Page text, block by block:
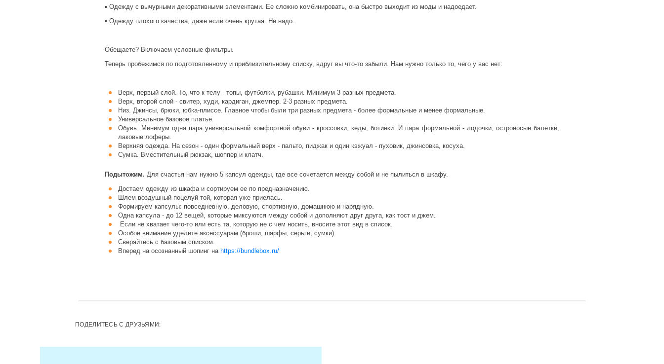
▪ Одежду с вычурными декоративными элементами. Ее сложно комбинировать, она быстро выходит из моды и надоедает.
▪ Одежду плохого качества, даже если очень крутая. Не надо.
Обещаете? Включаем условные фильтры.
Теперь пробежимся по подготовленному и приблизительному списку, вдруг вы что-то забыли. Нам нужно только то, чего у вас нет:
Верх, первый слой. То, что к телу - топы, футболки, рубашки. Минимум 3 разных предмета.
Верх, второй слой - свитер, худи, кардиган, джемпер. 2-3 разных предмета.
Низ. Джинсы, брюки, юбка-плиссе. Главное чтобы были три разных предмета - более формальные и менее формальные.
Универсальное базовое платье.
Обувь. Минимум одна пара универсальной комфортной обуви - кроссовки, кеды, ботинки. И пара формальной - лодочки, остроносые балетки,
лаковые лоферы.
Верхняя одежда. На сезон - один формальный верх - пальто, пиджак и один кэжуал - пуховик, джинсовка, косуха.
Сумка. Вместительный рюкзак, шоппер и клатч.
Подытожим. Для счастья нам нужно 5 капсул одежды, где все сочетается между собой и не пылиться в шкафу.
Достаем одежду из шкафа и сортируем ее по предназначению.
Шлем воздушный поцелуй той, которая уже приелась.
Формируем капсулы: повседневную, деловую, спортивную, домашнюю и нарядную.
Одна капсула - до 12 вещей, которые миксуются между собой и дополняют друг друга, как тост и джем.
Если не хватает чего-то или есть та, которую не с чем носить, вносите этот вид в список.
Особое внимание уделите аксессуарам (броши, шарфы, серьги, сумки).
Сверяйтесь с базовым списком.
Вперед на осознанный шопинг на https://bundlebox.ru/
ПОДЕЛИТЕСЬ С ДРУЗЬЯМИ: